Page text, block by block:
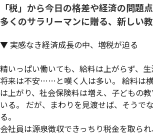
「税」から今日の格差や経済の問題
多くのサラリーマンに贈る、新しい教
▼ 実感なき経済成長の中、増税が迫る
精いっぱい働いても、給料は上がらず、生
将来は不安……と嘆く人は多い。 給料は
は上がり、社会保険料は増え、子どもの
いる。 だが、まわりを見渡せば、そうで
る。
会社員は源泉徴収できっちり税金を取ら